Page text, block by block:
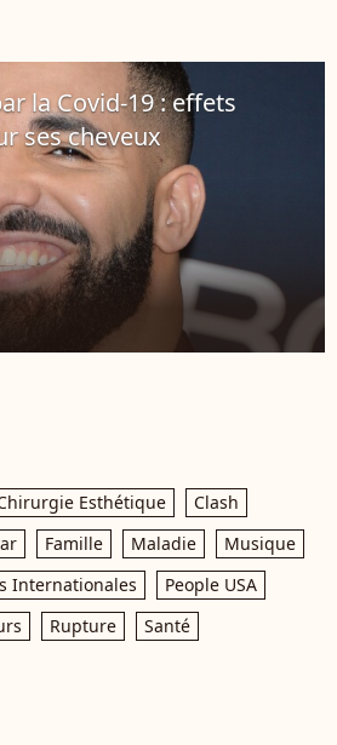
la Covid-19 : effets
ses cheveux
Esthétique
Clash
Famille Maladie
Musique
Internationales
People USA
Rupture Santé